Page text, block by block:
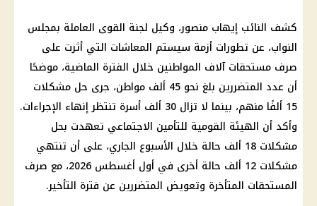
كشف النائب إيهاب منصور، وكيل لجنة القوى العاملة بمجلس
النواب، عن تطورات أزمة سيستم المعاشات التي أثرت على
صرف مستحقات آلاف المواطنين خلال الفترة الماضية، موضحًا
أن عدد المتضررين بلغ نحو 45 ألف مواطن، جرى حل مشكلات
15 ألفًا منهم، بينما لا تزال 30 ألف أسرة تنتظر إنهاء الإجراءات.
وأكد أن الهيئة القومية للتأمين الاجتماعي تعهدت بحل
مشكلات 18 ألف حالة خلال الأسبوع الجاري، على أن تنتهي
مشكلات 12 ألف حالة أخرى في أول أغسطس 2026، مع صرف
المستحقات المتأخرة وتعويض المتضررين عن فترة التأخير.